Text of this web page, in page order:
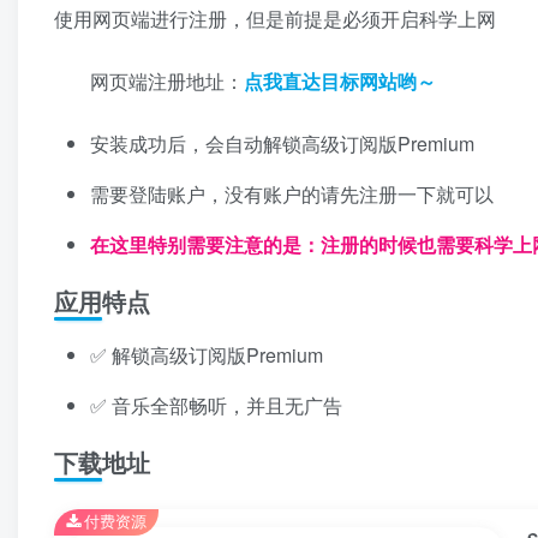
使用网页端进行注册，但是前提是必须开启科学上网
网页端注册地址： 点我直达目标网站哟～
安装成功后，会自动解锁高级订阅版Premium
需要登陆账户，没有账户的请先注册一下就可以
在这里特别需要注意的是：注册的时候也需要科学上
应用特点
✅ 解锁高级订阅版Premium
✅ 音乐全部畅听，并且无广告
下载地址
付费资源